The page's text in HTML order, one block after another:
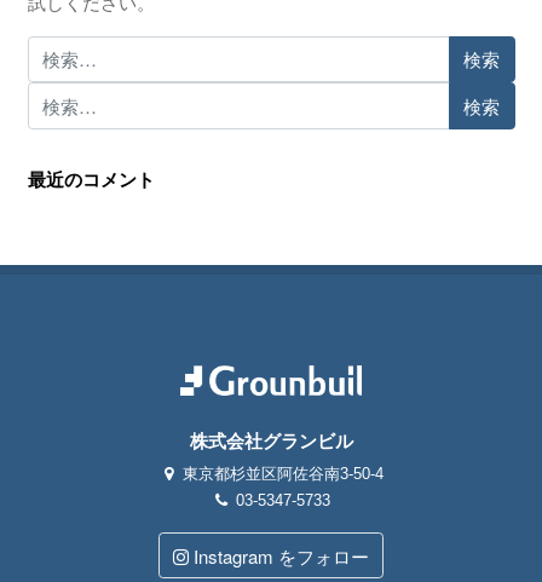
検索:
検索:
最近のコメント
株式会社グランビル
東京都杉並区阿佐谷南3-50-4
03-5347-5733
Instagram をフォロー